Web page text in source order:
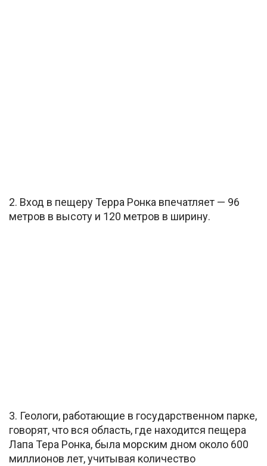
2. Вход в пещеру Терра Ронка впечатляет — 96
метров в высоту и 120 метров в ширину.
3. Геологи, работающие в государственном парке,
говорят, что вся область, где находится пещера
Лапа Тера Ронка, была морским дном около 600
миллионов лет, учитывая количество